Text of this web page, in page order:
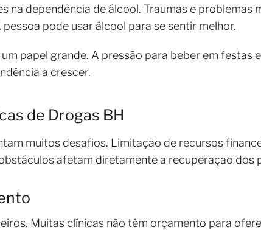
na dependência de álcool. Traumas e problemas
pode usar álcool para se sentir melhor.
papel grande. A pressão para beber em festas
a crescer.
de Drogas BH
muitos desafios. Limitação de recursos
afetam diretamente a recuperação dos
Muitas clínicas não têm orçamento para